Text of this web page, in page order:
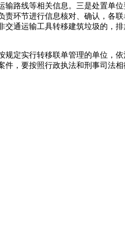
路线等相关信息。三是处置单
环节进行信息核对、确认，各
通运输工具转移建筑垃圾的，
规定实行转移联单管理的单位
，要按照行政执法和刑事司法